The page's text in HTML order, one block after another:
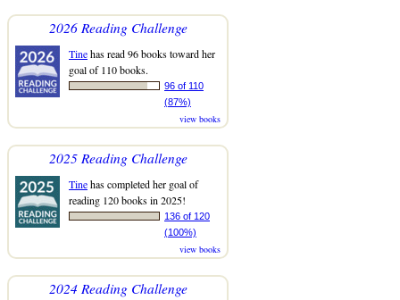
2026 Reading Challenge
Tinehas read 96 books toward her
goal of 110 books.
96 of 110
(87%)
view books
2025 Reading Challenge
Tinehas completed her goal of
reading 120 books in 2025!
136 of 120
(100%)
view books
2024 Reading Challenge